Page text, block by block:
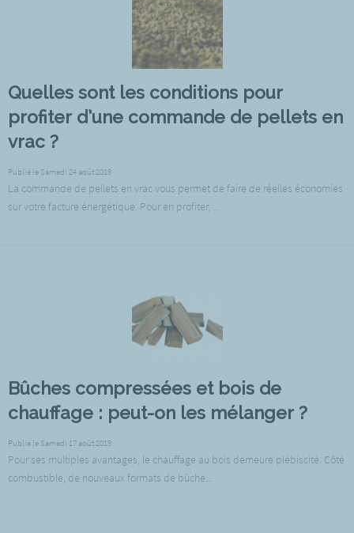
Quelles sont les conditions pour
profiter d’une commande de pellets en
vrac ?
Publié le Samedi 24 août 2019
La commande de pellets en vrac vous permet de faire de réelles économies
sur votre facture énergétique. Pour en profiter, ...
Bûches compressées et bois de
chauffage : peut-on les mélanger ?
Publié le Samedi 17 août 2019
Pour ses multiples avantages, le chauffage au bois demeure plébiscité. Côté
combustible, de nouveaux formats de bûche...